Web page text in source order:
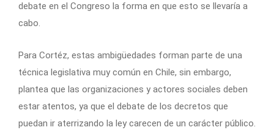
debate en el Congreso la forma en que esto se llevaría a
cabo.
Para Cortéz, estas ambigüedades forman parte de una
técnica legislativa muy común en Chile, sin embargo,
plantea que las organizaciones y actores sociales deben
estar atentos, ya que el debate de los decretos que
puedan ir aterrizando la ley carecen de un carácter público.